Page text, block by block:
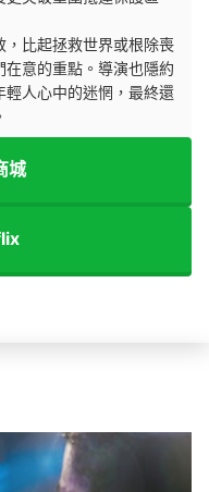
比起拯救世界或根除喪
意的重點。導演也隱約
人心中的迷惘，最終還
城